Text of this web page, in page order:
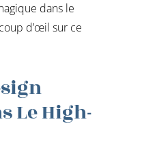
dans le
d’œil sur ce
Le High-